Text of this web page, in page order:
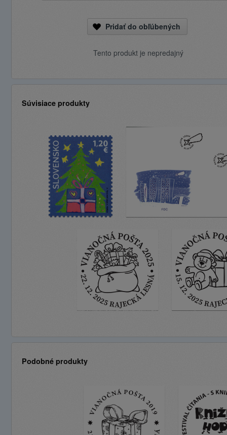
Pridať do obľúbených
Tento produkt je nepredajný
Súvisiace produkty
Podobné produkty